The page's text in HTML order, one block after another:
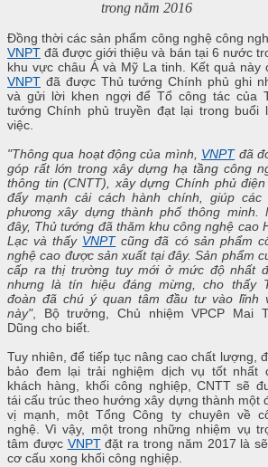
trong năm 2016
Đồng thời các sản phẩm công nghệ công
VNPT đã được giới thiệu và bán tại 6 nước
khu vực châu Á và Mỹ La tinh. Kết quả này
VNPT đã được Thủ tướng Chính phủ ghi
và gửi lời khen ngợi để Tổ công tác của
tướng Chính phủ truyền đạt lại trong buổi
việc.
"Thông qua hoạt động của mình, VNPTđã
góp rất lớn trong xây dựng hạ tầng công
thông tin (CNTT), xây dựng Chính phủ
đẩy mạnh cải cách hành chính, giúp các
phương xây dựng thành phố thông minh.
đây, Thủ tướng đã thăm khu công nghệ cao
Lạc và thấy VNPTcũng đã có sản phẩm
nghệ cao được sản xuất tại đây. Sản phẩm
cấp ra thị trường tuy mới ở mức độ nhất
nhưng là tín hiệu đáng mừng, cho thấy
đoàn đã chú ý quan tâm đầu tư vào lĩnh
này", Bộ trưởng, Chủ nhiệm VPCP Mai
Dũng cho biết.
Tuy nhiên, để tiếp tục nâng cao chất lượng,
bảo đem lại trải nghiệm dịch vụ tốt nhất
khách hàng, khối công nghiệp, CNTT sẽ
tái cấu trúc theo hướng xây dựng thành một
vị mạnh, một Tổng Công ty chuyên về
nghệ. Vì vậy, một trong những nhiệm vụ
tâm được VNPTđặt ra trong năm 2017 là
cơ cấu xong khối công nghiệp.